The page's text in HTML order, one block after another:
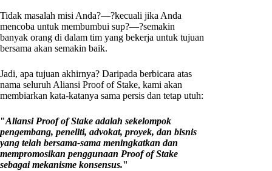
Tidak masalah misi Anda?—?kecuali jika Anda
mencoba untuk membumbui sup?—?semakin
banyak orang di dalam tim yang bekerja untuk tujuan
bersama akan semakin baik.
Jadi, apa tujuan akhirnya? Daripada berbicara atas
nama seluruh Aliansi Proof of Stake, kami akan
membiarkan kata-katanya sama persis dan tetap utuh:
"Aliansi Proof of Stake adalah sekelompok
pengembang, peneliti, advokat, proyek, dan bisnis
yang telah bersama-sama meningkatkan dan
mempromosikan penggunaan Proof of Stake
sebagai mekanisme konsensus."